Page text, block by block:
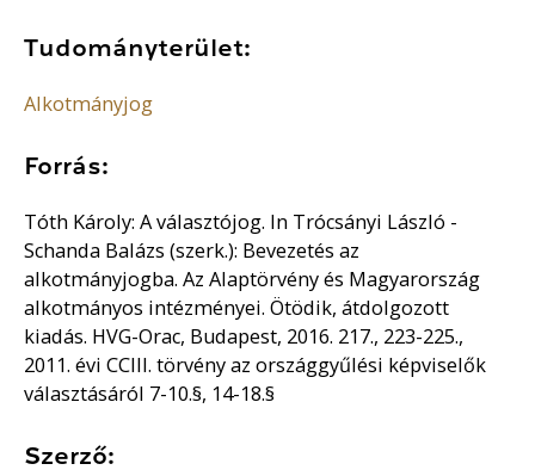
Tudományterület:
Alkotmányjog
Forrás:
Tóth Károly: A választójog. In Trócsányi László -
Schanda Balázs (szerk.): Bevezetés az
alkotmányjogba. Az Alaptörvény és Magyarország
alkotmányos intézményei. Ötödik, átdolgozott
kiadás. HVG-Orac, Budapest, 2016. 217., 223-225.,
2011. évi CCIII. törvény az országgyűlési képviselők
választásáról 7-10.§, 14-18.§
Szerző: